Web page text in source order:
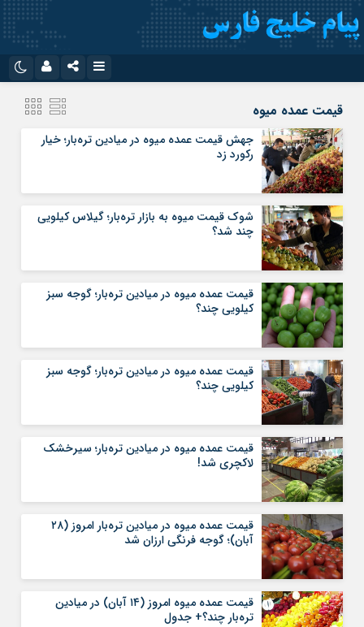
سروش
آپارات
رمز عبور
مرا به خاطر بسپار
قیمت عمده میوه
جهش قیمت عمده میوه در میادین تره‌بار؛ خیار
رکورد زد
شوک قیمت میوه به بازار تره‌بار؛ گیلاس کیلویی
چند شد؟
قیمت عمده میوه در میادین تره‌بار؛ گوجه سبز
کیلویی چند؟
قیمت عمده میوه در میادین تره‌بار؛ گوجه سبز
کیلویی چند؟
قیمت عمده میوه در میادین تره‌بار؛ سیرخشک
لاکچری شد!
قیمت عمده میوه در میادین تره‌بار امروز (۲۸
آبان)؛ گوجه فرنگی ارزان شد
قیمت عمده میوه امروز (۱۴ آبان) در میادین
تره‌بار چند؟+ جدول